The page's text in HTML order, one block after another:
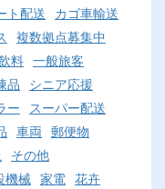
ト配送
カゴ車輸送
複数拠点募集中
料 一般旅客
品
シニア応援
ー
スーパー配送
車両 郵便物
その他
機械 家電 花卉